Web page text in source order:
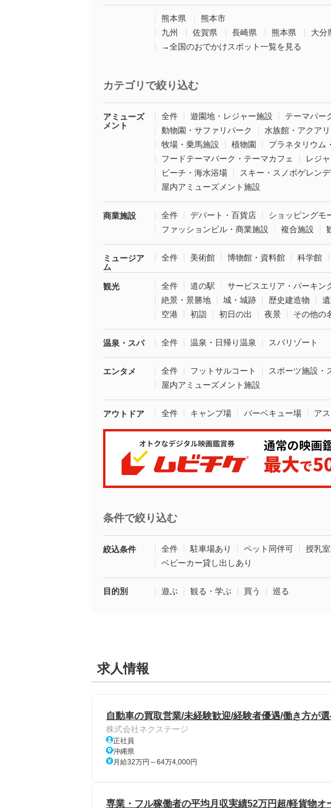
熊本県
熊本市
九州
佐賀県 長崎県 熊本県 大分
→全国のおでかけスポット一覧を見る
カテゴリで絞り込む
アミューズ
メント
全件 遊園地・レジャー施設
テーマパー
動物園・サファリパーク
水族館・アクア
牧場・乗馬施設
植物園 プラネタリウム
フードテーマパーク・テーマカフェ
レジ
ビーチ・海水浴場
スキー・スノボゲレンデ
屋内アミューズメント施設
商業施設 全件 デパート・百貨店 ショッピングモ
ファッションビル・商業施設
複合施設
ミュージア
ム
全件 美術館 博物館・資料館 科学館
観光 全件 道の駅 サービスエリア・パーキン
絶景・景勝地
城・城跡 歴史建造物
空港
初詣 初日の出 夜景 その他の
温泉・スパ 全件 温泉・日帰り温泉 スパリゾート
エンタメ 全件 フットサルコート スポーツ施設・
屋内アミューズメント施設
アウトドア 全件 キャンプ場 バーベキュー場 ア
条件で絞り込む
絞込条件 全件 駐車場あり ペット同伴可 授乳
ベビーカー貸し出しあり
目的別 遊ぶ 観る・学ぶ 買う 巡る
求人情報
自動車の買取営業/未経験歓迎/経験者優遇/働き方が
株式会社ネクステージ
正社員
沖縄県
月給32万円～64万4,000円
専業・フル稼働者の平均月収実績52万円超/軽貨物オ